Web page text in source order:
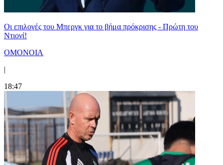
Οι επιλογές του Μπεργκ για το βήμα πρόκρισης - Πρώτη του
Ντιονί!
ΟΜΟΝΟΙΑ
|
18:47